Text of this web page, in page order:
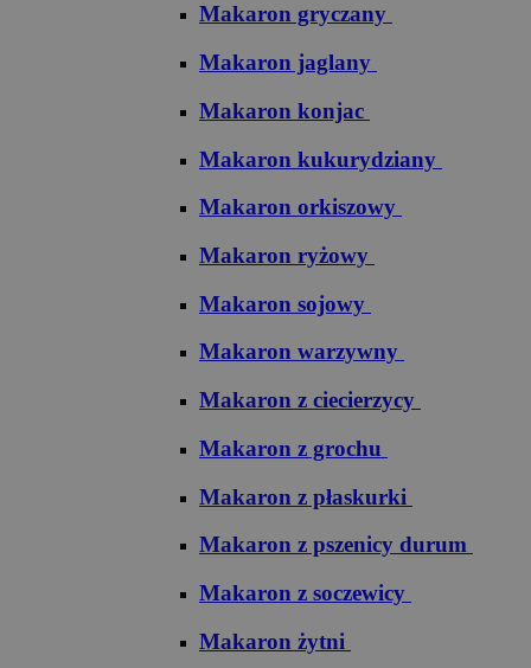
Makaron gryczany
Makaron jaglany
Makaron konjac
Makaron kukurydziany
Makaron orkiszowy
Makaron ryżowy
Makaron sojowy
Makaron warzywny
Makaron z ciecierzycy
Makaron z grochu
Makaron z płaskurki
Makaron z pszenicy durum
Makaron z soczewicy
Makaron żytni